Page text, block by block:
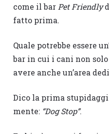
come il bar Pet Friendly
fatto prima.
Quale potrebbe essere
bar in cui i cani non
avere anche un’area
Dico la prima
mente: “Dog Stop”.